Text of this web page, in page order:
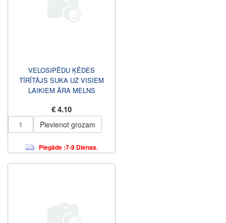
VELOSIPĒDU ĶĒDES
TĪRĪTĀJS SUKA UZ VISIEM
LAIKIEM ĀRA MELNS
€ 4.10
Pievienot grozam
Piegāde :7-9 Dienas.